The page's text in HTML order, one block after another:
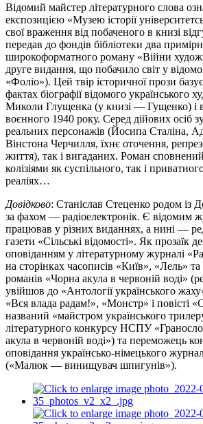
Відомий майстер літературного слова
експозицією «Музею історії
свої враження від побаченого в книзі
передав до фондів бібліотеки два
широкоформатного роману «Війни
друге видання, що побачило світ у
«Фоліо»). Цей твір історичної прози
фактах біографії відомого українського
Миколи Глущенка (у книзі — Гущенко) і
воєнного 1940 року. Серед дійових осіб
реальних персонажів (Йосипа Сталіна,
Вінстона Черчилля, їхнє оточення,
життя), так і вигаданих. Роман
колізіями як суспільного, так і
реаліях…
Довідково: Станіслав Стеценко родом із
за фахом — радіоелектронік. Є відомим
працював у різних виданнях, а нині —
газети «Сільські відомості». Як прозаїк
оповіданням у літературному журналі
на сторінках часописів «Київ», «Лель»
романів «Чорна акула в червоній воді»
увійшов до «Антології українського
«Вся влада радам!», «Монстр» і повісті
названий «майстром українського
літературного конкурсу НСПУ
акула в червоній воді») та переможець
оповідання українсько-німецького
(«Малюк — винищувач шпигунів»).